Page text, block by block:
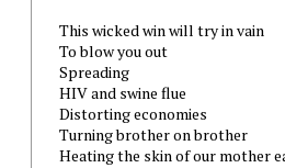
This wicked win will try in vain
To blow you out
Spreading
HIV and swine flue
Distorting economies
Turning brother on brother
Heating the skin of our mother